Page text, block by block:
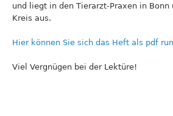
und liegt in den Tierarzt-Praxen in Bonn
Kreis aus.
Hier können Sie sich das Heft als pdf
Viel Vergnügen bei der Lektüre!